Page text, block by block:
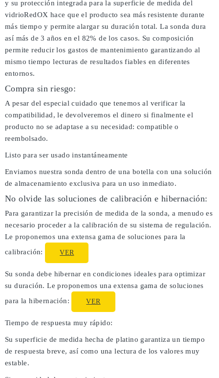
y su protección integrada para la superficie de medida del
vidrioRedOX hace que el producto sea más resistente durante
más tiempo y permite alargar su duración total. La sonda dura
así más de 3 años en el 82% de los casos. Su composición
permite reducir los gastos de mantenimiento garantizando al
mismo tiempo lecturas de resultados fiables en diferentes
entornos.
Compra sin riesgo:
A pesar del especial cuidado que tenemos al verificar la
compatibilidad, le devolveremos el dinero si finalmente el
producto no se adaptase a su necesidad: compatible o
reembolsado.
Listo para ser usado instantáneamente
Enviamos nuestra sonda dentro de una botella con una solución
de almacenamiento exclusiva para un uso inmediato.
No olvide las soluciones de calibración e hibernación:
Para garantizar la precisión de medida de la sonda, a menudo es
necesario proceder a la calibración de su sistema de regulación.
Le proponemos una extensa gama de soluciones para la
calibración:
VER
Su sonda debe hibernar en condiciones ideales para optimizar
su duración. Le proponemos una extensa gama de soluciones
para la hibernación:
VER
Tiempo de respuesta muy rápido:
Su superficie de medida hecha de platino garantiza un tiempo
de respuesta breve, así como una lectura de los valores muy
estable.